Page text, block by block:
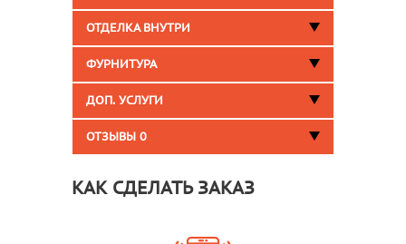
ОТДЕЛКА ВНУТРИ
ФУРНИТУРА
ДОП. УСЛУГИ
ОТЗЫВЫ 0
КАК СДЕЛАТЬ ЗАКАЗ